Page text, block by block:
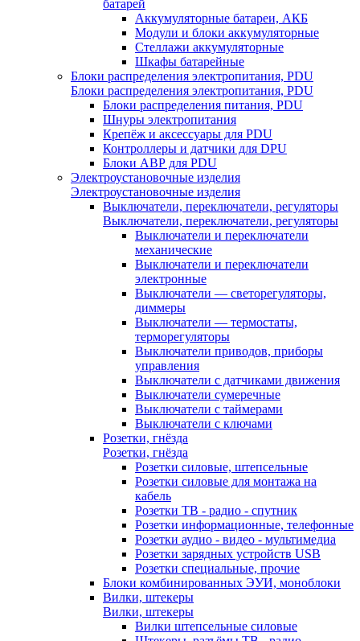
батарей
Аккумуляторные батареи, АКБ
Модули и блоки аккумуляторные
Стеллажи аккумуляторные
Шкафы батарейные
Блоки распределения электропитания, PDU
Блоки распределения электропитания, PDU
Блоки распределения питания, PDU
Шнуры электропитания
Крепёж и аксессуары для PDU
Контроллеры и датчики для DPU
Блоки АВР для PDU
Электроустановочные изделия
Электроустановочные изделия
Выключатели, переключатели, регуляторы
Выключатели, переключатели, регуляторы
Выключатели и переключатели
механические
Выключатели и переключатели
электронные
Выключатели — светорегуляторы,
диммеры
Выключатели — термостаты,
терморегуляторы
Выключатели приводов, приборы
управления
Выключатели с датчиками движения
Выключатели сумеречные
Выключатели с таймерами
Выключатели с ключами
Розетки, гнёзда
Розетки, гнёзда
Розетки силовые, штепсельные
Розетки силовые для монтажа на
кабель
Розетки ТВ - радио - спутник
Розетки информационные, телефонные
Розетки аудио - видео - мультимедиа
Розетки зарядных устройств USB
Розетки специальные, прочие
Блоки комбинированных ЭУИ, моноблоки
Вилки, штекеры
Вилки, штекеры
Вилки штепсельные силовые